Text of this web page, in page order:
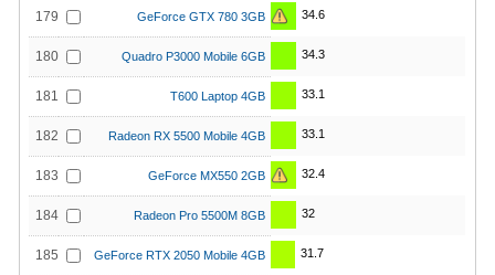
179 GeForce GTX 780 3GB 34.6
180 Quadro P3000 Mobile 6GB 34.3
181 T600 Laptop 4GB 33.1
182 Radeon RX 5500 Mobile 4GB 33.1
183 GeForce MX550 2GB 32.4
184 Radeon Pro 5500M 8GB 32
185 GeForce RTX 2050 Mobile 4GB 31.7